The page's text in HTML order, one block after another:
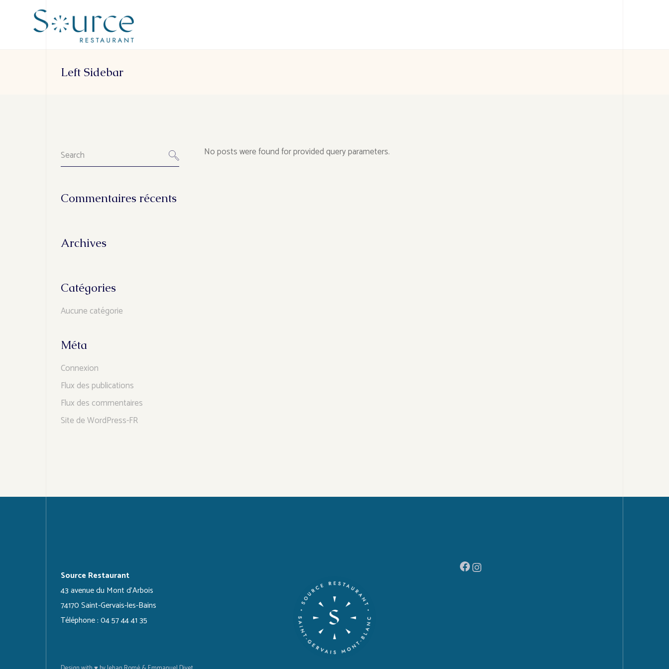
Left Sidebar
No posts were found for provided query parameters.
Commentaires récents
Archives
Catégories
Aucune catégorie
Méta
Connexion
Flux des publications
Flux des commentaires
Site de WordPress-FR
Source Restaurant
43 avenue du Mont d'Arbois
74170 Saint-Gervais-les-Bains
Téléphone : 04 57 44 41 35